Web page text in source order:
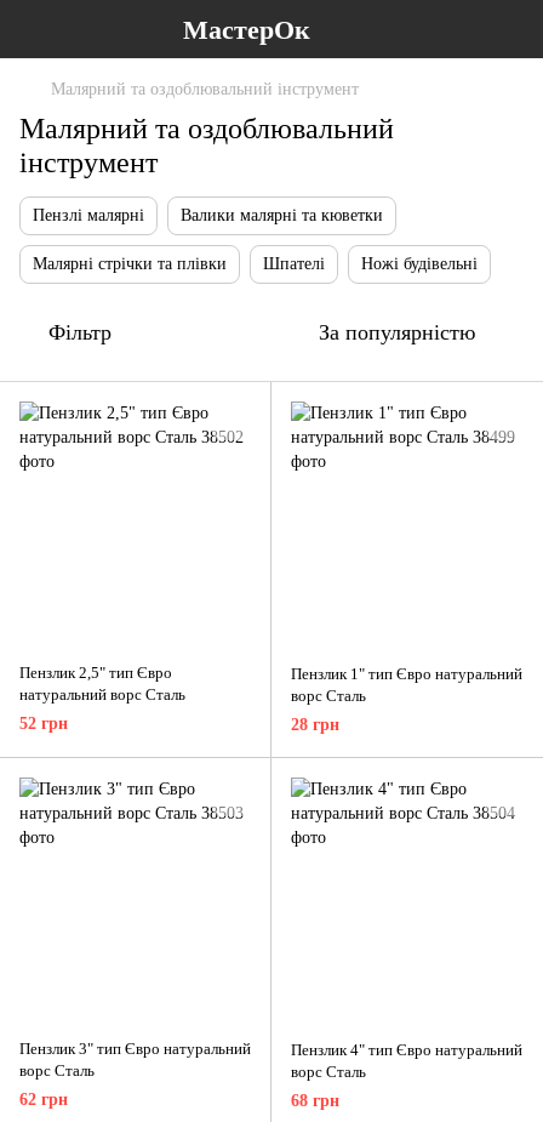
МастерОк
Малярний та оздоблювальний інструмент
Малярний та оздоблювальний
інструмент
Пензлі малярні Валики малярні та кюветки
Малярні стрічки та плівки Шпателі Ножі будівельні
Фільтр За популярністю
Пензлик 2,5" тип Євро
натуральний ворс Сталь
52 грн
Пензлик 1" тип Євро натуральний
ворс Сталь
28 грн
Пензлик 3" тип Євро натуральний
ворс Сталь
62 грн
Пензлик 4" тип Євро натуральний
ворс Сталь
68 грн